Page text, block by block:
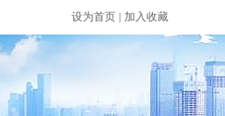
设为首页 加入收藏